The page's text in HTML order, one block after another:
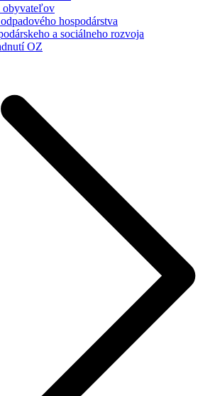
obyvateľov
hospodárstva
a sociálneho rozvoja
OZ